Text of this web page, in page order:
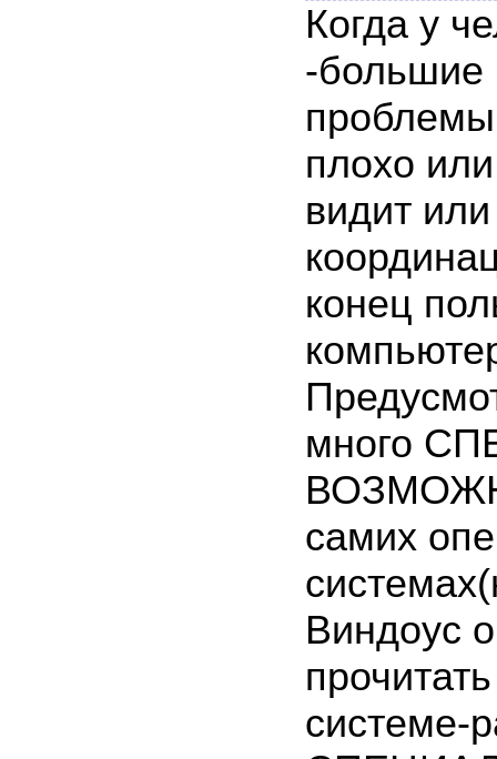
Когда у
-большие
плохо
видит
конец
компь
много
самих
Виндоус
системе-